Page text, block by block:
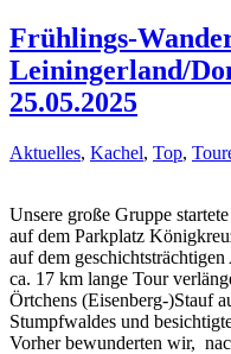
Frühlings-
Leiningerland/
25.05.2025
Aktuelles, Kachel, Top,
Unsere große Gruppe
auf dem Parkplatz
auf dem
ca. 17 km lange Tour
Örtchens (Eisenberg-)Stauf
Stumpfwaldes und
Vorher bewunderten wir,